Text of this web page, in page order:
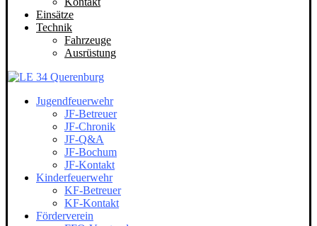
Einsätze
Technik
Fahrzeuge
Ausrüstung
Jugendfeuerwehr
JF-Betreuer
JF-Chronik
JF-Q&A
JF-Bochum
JF-Kontakt
Kinderfeuerwehr
KF-Betreuer
KF-Kontakt
Förderverein